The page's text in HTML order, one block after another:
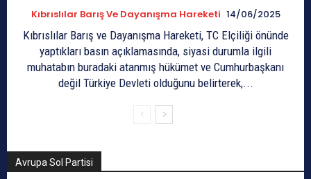
Kıbrıslılar Barış Ve Dayanışma Hareketi 14/06/2025
Kıbrıslılar Barış ve Dayanışma Hareketi, TC Elçiliği önünde
yaptıkları basın açıklamasında, siyasi durumla ilgili
muhatabın buradaki atanmış hükümet ve Cumhurbaşkanı
değil Türkiye Devleti olduğunu belirterek,...
Avrupa Sol Partisi